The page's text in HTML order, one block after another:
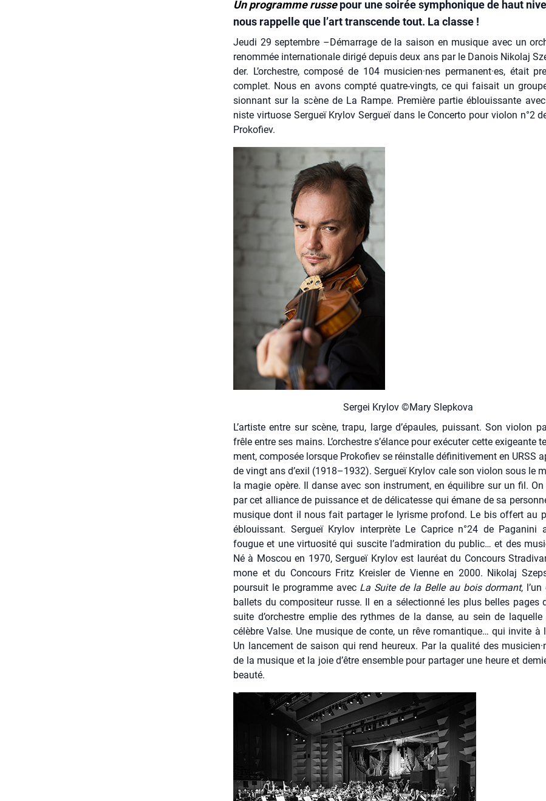
Un programme russepour une soirée symphonique de haut
nous rappelle que l’art transcende tout. La classe !
Jeu­di 29 sep­tembre –Démar­rage de la sai­son en musique avec un
renom­mée inter­na­tio­nale diri­gé depuis deux ans par le Danois Niko­laj
der. L’orchestre, com­po­sé de 104 musicien·nes permanent·es, était
com­plet. Nous en avons comp­té quatre-vingts, ce qui fai­sait un
sion­nant sur la scène de La Rampe. Pre­mière par­tie éblouis­sante
niste vir­tuose Ser­gueï Kry­lov Ser­gueï dans le Concer­to pour vio­lon n°2
Pro­ko­fiev.
Ser­gei Kry­lov ©Mary Slep­ko­va
L’artiste entre sur scène, tra­pu, large d’épaules, puis­sant. Son vio­lon
frêle entre ses mains. L’orchestre s’élance pour exé­cu­ter cette exi­geante
ment, com­po­sée lorsque Pro­ko­fiev se réins­talle défi­ni­ti­ve­ment en URSS
de vingt ans d’exil (1918–1932). Ser­gueï Kry­lov cale son vio­lon sous le
la magie opère. Il danse avec son ins­tru­ment, en équi­libre sur un fil.
par cet alliance de puis­sance et de déli­ca­tesse qui émane de sa
musique dont il nous fait par­ta­ger le lyrisme pro­fond. Le bis offert au
éblouis­sant. Ser­gueï Kry­lov inter­prète Le Caprice n°24 de Paga­ni­ni
fougue et une vir­tuo­si­té qui sus­cite l’admiration du public… et des
Né à Mos­cou en 1970, Ser­gueï Kry­lov est lau­réat du Concours
mone et du Concours Fritz Kreis­ler de Vienne en 2000. Niko­laj
pour­suit le pro­gramme avec La Suite de la Belle au bois dor­mant,
bal­lets du com­po­si­teur russe. Il en a sélec­tion­né les plus belles pages
suite d’orchestre emplie des rythmes de la danse, au sein de
célèbre Valse. Une musique de conte, un rêve roman­tique… qui invite à
Un lan­ce­ment de sai­son qui rend heu­reux. Par la qua­li­té des
de la musique et la joie d’être ensemble pour par­ta­ger une heure et
beau­té.